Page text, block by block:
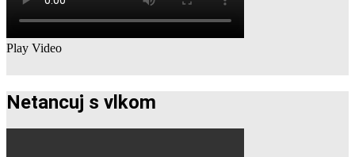
Play Video
Netancuj s vlkom